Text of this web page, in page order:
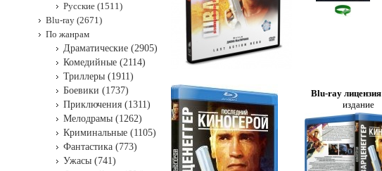
Blu-ray лицензия
издание
Русские (1511)
Blu-ray (2671)
По жанрам
Драматические (2905)
Комедийные (2114)
Триллеры (1911)
Боевики (1737)
Приключения (1311)
Мелодрамы (1262)
Криминальные (1105)
Фантастика (773)
Ужасы (741)